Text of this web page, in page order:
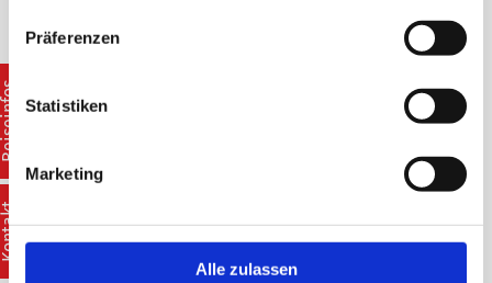
Präferenzen
Statistiken
Marketing
Alle zulassen
Leidtragende sind auch die Fahrgäste, die
ausgedünnten Takten betroffen sind. Für
Klassenfahrten und Vereinstouren stehen bereits
jetzt nicht mehr genügend Reisebusfahrer zur
– Beschreibung des Videos auf YouTube